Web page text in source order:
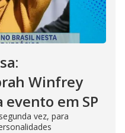
Winfrey
em SP
vez, para